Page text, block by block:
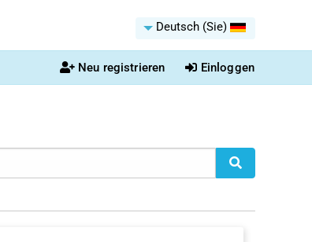
Deutsch (Sie)
Neu registrieren Einloggen